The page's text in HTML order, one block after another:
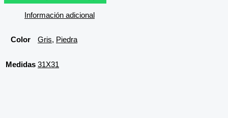
Información adicional
Color Gris, Piedra
Medidas 31X31